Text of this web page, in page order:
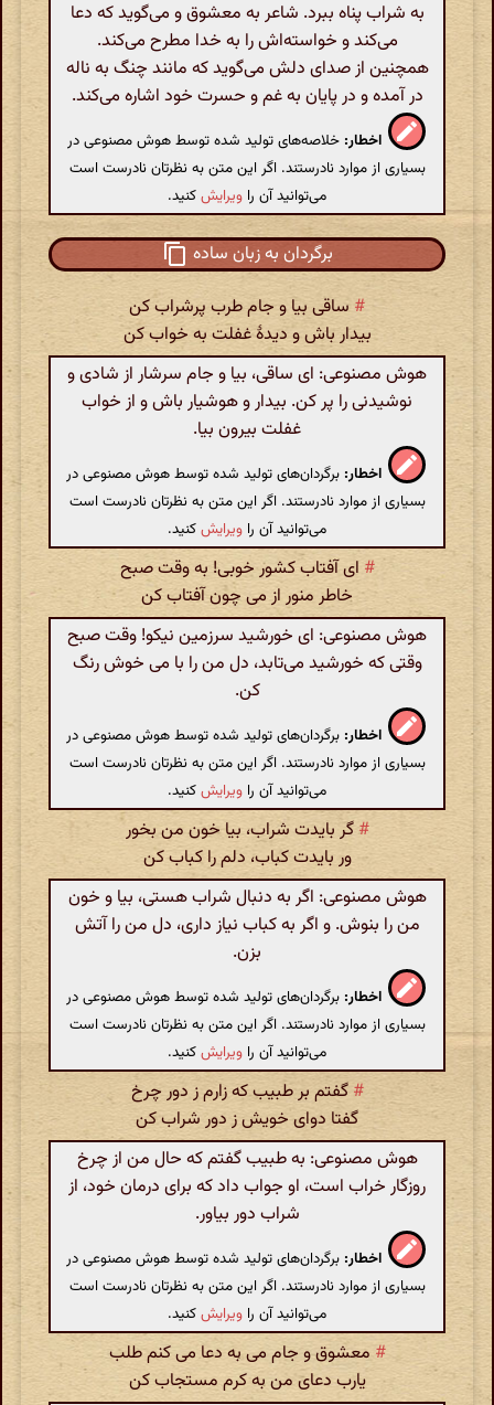
به شراب پناه ببرد. شاعر به معشوق و می‌گوید که دعا
می‌کند و خواسته‌اش را به خدا مطرح می‌کند.
همچنین از صدای دلش می‌گوید که مانند چنگ به ناله
در آمده و در پایان به غم و حسرت خود اشاره می‌کند.
اخطار: خلاصه‌های تولید شده توسط هوش مصنوعی در
بسیاری از موارد نادرستند. اگر این متن به نظرتان نادرست است
می‌توانید آن را ویرایشکنید.
برگردان به زبان ساده
# ساقی بیا و جام طرب پرشراب کن
بیدار باش و دیدهٔ غفلت به خواب کن
هوش مصنوعی: ای ساقی، بیا و جام سرشار از شادی و
نوشیدنی را پر کن. بیدار و هوشیار باش و از خواب
غفلت بیرون بیا.
اخطار: برگردان‌های تولید شده توسط هوش مصنوعی در
بسیاری از موارد نادرستند. اگر این متن به نظرتان نادرست است
می‌توانید آن را ویرایشکنید.
# ای آفتاب کشور خوبی! به وقت صبح
خاطر منور از می چون آفتاب کن
هوش مصنوعی: ای خورشید سرزمین نیکو! وقت صبح
وقتی که خورشید می‌تابد، دل من را با می خوش رنگ
کن.
اخطار: برگردان‌های تولید شده توسط هوش مصنوعی در
بسیاری از موارد نادرستند. اگر این متن به نظرتان نادرست است
می‌توانید آن را ویرایشکنید.
#گر بایدت شراب، بیا خون من بخور
ور بایدت کباب، دلم را کباب کن
هوش مصنوعی: اگر به دنبال شراب هستی، بیا و خون
من را بنوش. و اگر به کباب نیاز داری، دل من را آتش
بزن.
اخطار: برگردان‌های تولید شده توسط هوش مصنوعی در
بسیاری از موارد نادرستند. اگر این متن به نظرتان نادرست است
می‌توانید آن را ویرایشکنید.
# گفتم بر طبیب که زارم ز دور چرخ
گفتا دوای خویش ز دور شراب کن
هوش مصنوعی: به طبیب گفتم که حال من از چرخ
روزگار خراب است، او جواب داد که برای درمان خود، از
شراب دور بیاور.
اخطار: برگردان‌های تولید شده توسط هوش مصنوعی در
بسیاری از موارد نادرستند. اگر این متن به نظرتان نادرست است
می‌توانید آن را ویرایشکنید.
# معشوق و جام می به دعا می کنم طلب
یارب دعای من به کرم مستجاب کن